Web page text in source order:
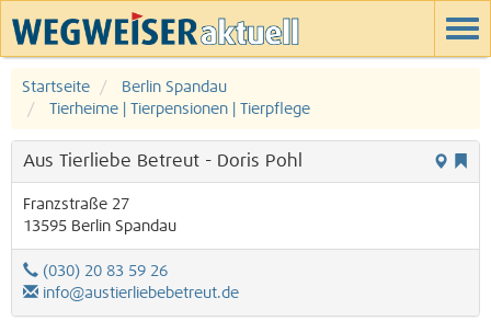
Startseite
Berlin Spandau
Tierheime | Tierpensionen | Tierpflege
Aus Tierliebe Betreut - Doris Pohl
Franzstraße 27
13595 Berlin Spandau
(030) 20 83 59 26
info@austierliebebetreut.de